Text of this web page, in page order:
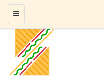
منو